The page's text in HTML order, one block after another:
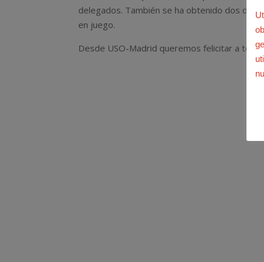
delegados. También se ha obtenido dos
en juego.
Desde USO-Madrid queremos felicitar a